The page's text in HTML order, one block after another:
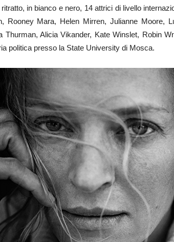
in bianco e nero, 14 attrici di livello
Rooney Mara, Helen Mirren, Julianne Moore,
Thurman, Alicia Vikander, Kate Winslet, Robin
politica presso la State University di Mosca.